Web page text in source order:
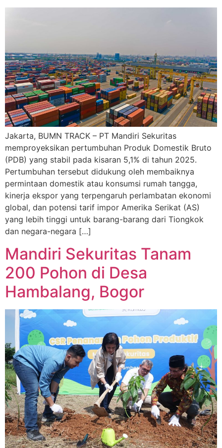
Jakarta, BUMN TRACK – PT Mandiri Sekuritas
memproyeksikan pertumbuhan Produk Domestik Bruto
(PDB) yang stabil pada kisaran 5,1% di tahun 2025.
Pertumbuhan tersebut didukung oleh membaiknya
permintaan domestik atau konsumsi rumah tangga,
kinerja ekspor yang terpengaruh perlambatan ekonomi
global, dan potensi tarif impor Amerika Serikat (AS)
yang lebih tinggi untuk barang-barang dari Tiongkok
dan negara-negara […]
Mandiri Sekuritas Tanam
200 Pohon di Desa
Hambalang, Bogor